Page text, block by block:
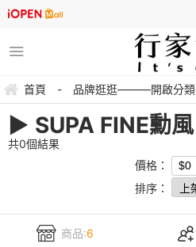
首頁 - 品牌逛逛———開啟分
▶︎ SUPA FINE勳風
共0個結果
價格：
排序：
商品:6